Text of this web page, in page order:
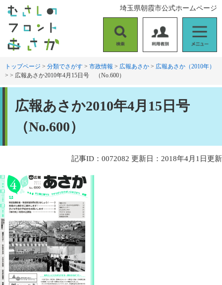
す
。
し
て
索
用
者
ニ
ュ
埼玉県朝霞市公式ホームページ
トップページ > 分類でさがす > 市政情報 > 広報あさか > 広報あさか（2010年）
> > 広報あさか2010年4月15日号 （No.600）
広報あさか2010年4月15日号
（No.600）
記事ID：0072082 更新日：2018年4月1日更新